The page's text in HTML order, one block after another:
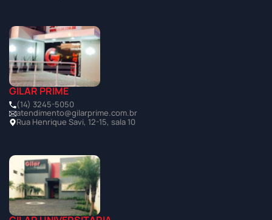
GILAR PRIME
(14) 3245-5050
atendimento@gilarprime.com.br
Rua Henrique Savi, 12-15, sala 10